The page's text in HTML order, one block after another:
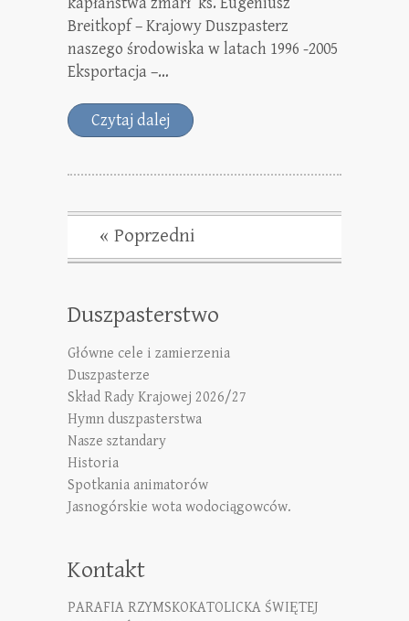
Breitkopf – Krajowy Duszpasterz
naszego środowiska w latach 1996 -2005
Eksportacja –…
Czytaj dalej
« Poprzedni
Duszpasterstwo
Główne cele i zamierzenia
Duszpasterze
Skład Rady Krajowej 2026/27
Hymn duszpasterstwa
Nasze sztandary
Historia
Spotkania animatorów
Jasnogórskie wota wodociągowców.
Kontakt
PARAFIA RZYMSKOKATOLICKA ŚWIĘTEJ